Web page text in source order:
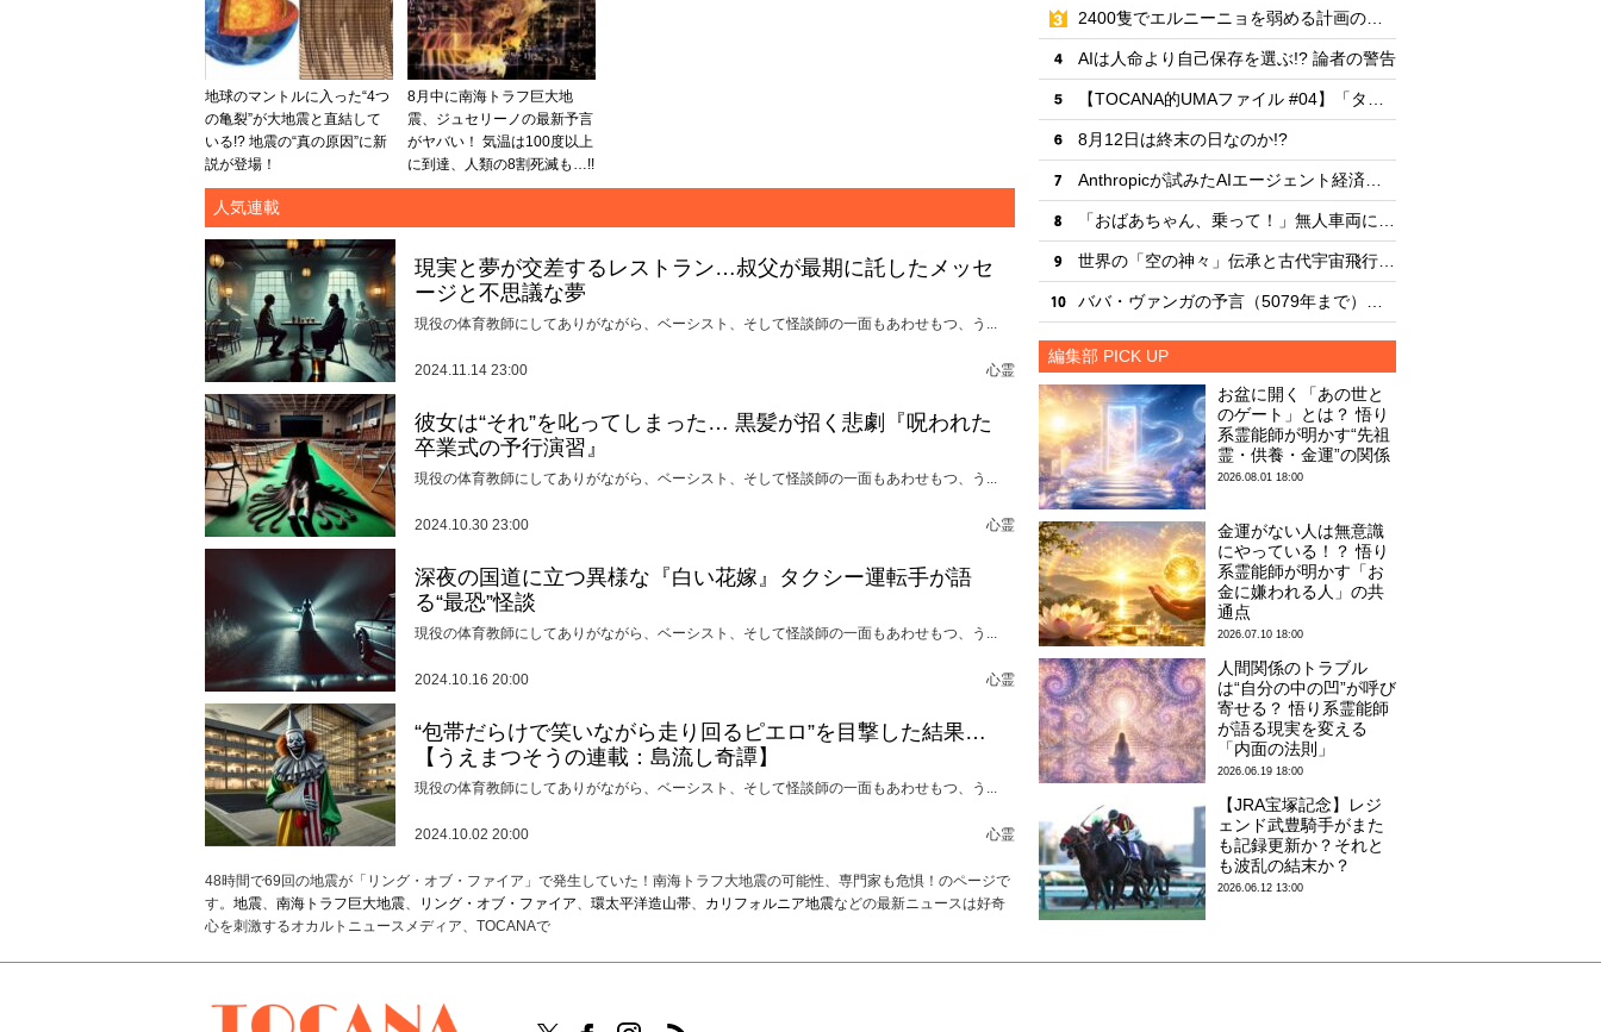
地球のマントルに入った“4つ
の亀裂”が大地震と直結して
いる!? 地震の“真の原因”に新
説が登場！
8月中に南海トラフ巨大地
震、ジュセリーノの最新予言
がヤバい！ 気温は100度以上
に到達、人類の8割死滅も…!!
人気連載
現実と夢が交差するレストラン…叔父が最期に託したメッセ
ージと不思議な夢
現役の体育教師にしてありがながら、ベーシスト、そして怪談師の一面もあわせもつ、う...
2024.11.14 23:00 心霊
彼女は“それ”を叱ってしまった… 黒髪が招く悲劇『呪われた
卒業式の予行演習』
現役の体育教師にしてありがながら、ベーシスト、そして怪談師の一面もあわせもつ、う...
2024.10.30 23:00 心霊
深夜の国道に立つ異様な『白い花嫁』タクシー運転手が語
る“最恐”怪談
現役の体育教師にしてありがながら、ベーシスト、そして怪談師の一面もあわせもつ、う...
2024.10.16 20:00 心霊
“包帯だらけで笑いながら走り回るピエロ”を目撃した結果…
【うえまつそうの連載：島流し奇譚】
現役の体育教師にしてありがながら、ベーシスト、そして怪談師の一面もあわせもつ、う...
2024.10.02 20:00 心霊
48時間で69回の地震が「リング・オブ・ファイア」で発生していた！南海トラフ大地震の可能性、専門家も危惧！のページで
す。 地震、 南海トラフ巨大地震、 リング・オブ・ファイア、 環太平洋造山帯、 カリフォルニア地震などの最新ニュースは好奇
心を刺激するオカルトニュースメディア、TOCANAで
・ 2400隻でエルニーニョを弱める計画の副作用
・
AIは人命より自己保存を選ぶ!? 論者の警告
・ 【TOCANA的UMAファイル #04】「タッツェルヴルム」
・
8月12日は終末の日なのか!?
・ Anthropicが試みたAIエージェント経済圏の未来
・ 「おばあちゃん、乗って！」無人車両による救出劇
・ 世界の「空の神々」伝承と古代宇宙飛行士説
・ ババ・ヴァンガの予言（5079年まで）を一挙大公開！
編集部 PICK UP
お盆に開く「あの世と
のゲート」とは？ 悟り
系霊能師が明かす“先祖
霊・供養・金運”の関係
2026.08.01 18:00
金運がない人は無意識
にやっている！？ 悟り
系霊能師が明かす「お
金に嫌われる人」の共
通点
2026.07.10 18:00
人間関係のトラブル
は“自分の中の凹”が呼び
寄せる？ 悟り系霊能師
が語る現実を変える
「内面の法則」
2026.06.19 18:00
【JRA宝塚記念】レジ
ェンド武豊騎手がまた
も記録更新か？それと
も波乱の結末か？
2026.06.12 13:00